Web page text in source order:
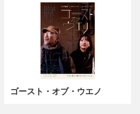
ゴースト・オブ・ウエノ